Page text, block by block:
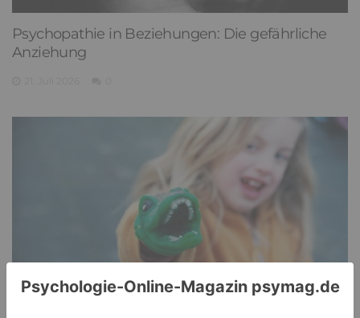
Psychopathie in Beziehungen: Die gefährliche
Anziehung